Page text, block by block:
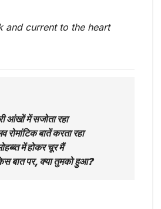
and current to the heart
आंखों में सजोता रहा
रोमांटिक बातें करता रहा
में होकर चूर मैं
बात पर, क्या तुमको हुआ?